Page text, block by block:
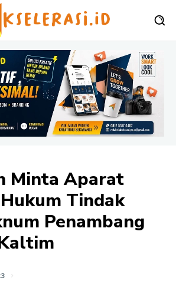
Minta Aparat
Tindak
Penambang